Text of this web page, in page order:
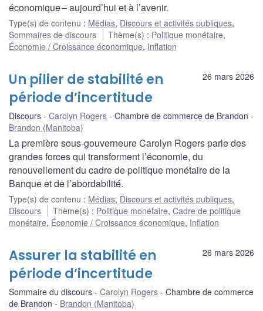
économique – aujourd’hui et à l’avenir.
Type(s) de contenu : Médias, Discours et activités publiques,
Sommaires de discours
Thème(s) : Politique monétaire,
Économie / Croissance économique, Inflation
26 mars 2026
Un pilier de stabilité en
période d’incertitude
Discours Carolyn Rogers
Chambre de commerce de Brandon
Brandon (Manitoba)
La première sous-gouverneure Carolyn Rogers parle des
grandes forces qui transforment l’économie, du
renouvellement du cadre de politique monétaire de la
Banque et de l’abordabilité.
Type(s) de contenu : Médias, Discours et activités publiques,
Discours
Thème(s) : Politique monétaire,Cadre de politique
monétaire, Économie / Croissance économique, Inflation
26 mars 2026
Assurer la stabilité en
période d’incertitude
Sommaire du discours Carolyn Rogers
Chambre de commerce
de Brandon
Brandon (Manitoba)